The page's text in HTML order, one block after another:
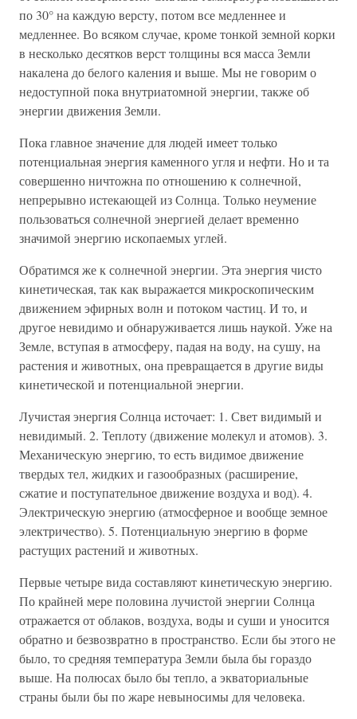
по 30° на каждую версту, потом все медленнее и
медленнее. Во всяком случае, кроме тонкой земной корки
в несколько десятков верст толщины вся масса Земли
накалена до белого каления и выше. Мы не говорим о
недоступной пока внутриатомной энергии, также об
энергии движения Земли.
Пока главное значение для людей имеет только
потенциальная энергия каменного угля и нефти. Но и та
совершенно ничтожна по отношению к солнечной,
непрерывно истекающей из Солнца. Только неумение
пользоваться солнечной энергией делает временно
значимой энергию ископаемых углей.
Обратимся же к солнечной энергии. Эта энергия чисто
кинетическая, так как выражается микроскопическим
движением эфирных волн и потоком частиц. И то, и
другое невидимо и обнаруживается лишь наукой. Уже на
Земле, вступая в атмосферу, падая на воду, на сушу, на
растения и животных, она превращается в другие виды
кинетической и потенциальной энергии.
Лучистая энергия Солнца источает: 1. Свет видимый и
невидимый. 2. Теплоту (движение молекул и атомов). 3.
Механическую энергию, то есть видимое движение
твердых тел, жидких и газообразных (расширение,
сжатие и поступательное движение воздуха и вод). 4.
Электрическую энергию (атмосферное и вообще земное
электричество). 5. Потенциальную энергию в форме
растущих растений и животных.
Первые четыре вида составляют кинетическую энергию.
По крайней мере половина лучистой энергии Солнца
отражается от облаков, воздуха, воды и суши и уносится
обратно и безвозвратно в пространство. Если бы этого не
было, то средняя температура Земли была бы гораздо
выше. На полюсах было бы тепло, а экваториальные
страны были бы по жаре невыносимы для человека.